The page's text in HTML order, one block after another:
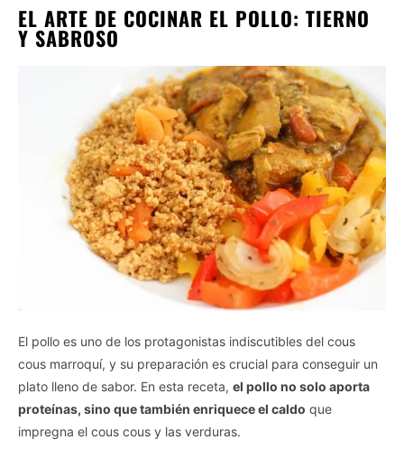
EL ARTE DE COCINAR EL POLLO: TIERNO
Y SABROSO
El pollo es uno de los protagonistas indiscutibles del cous
cous marroquí, y su preparación es crucial para conseguir un
plato lleno de sabor. En esta receta, el pollo no solo aporta
proteínas, sino que también enriquece el caldo que
impregna el cous cous y las verduras.